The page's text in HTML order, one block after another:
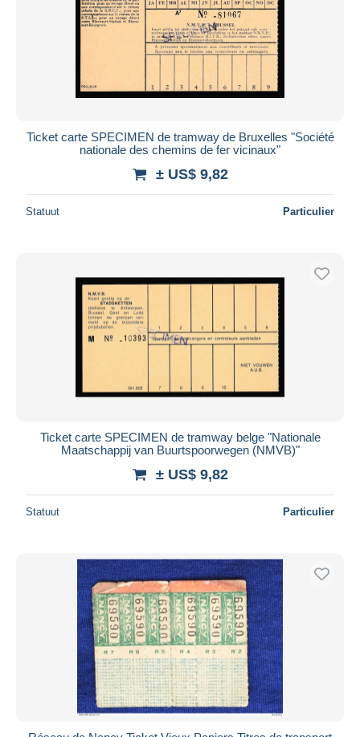
Ticket carte SPECIMEN de tramway de Bruxelles "Société
nationale des chemins de fer vicinaux"
± US$ 9,82
Statuut Particulier
Ticket carte SPECIMEN de tramway belge "Nationale
Maatschappij van Buurtspoorwegen (NMVB)"
± US$ 9,82
Statuut Particulier